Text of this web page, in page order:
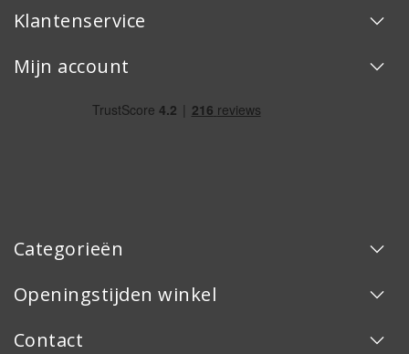
Klantenservice
Mijn account
Categorieën
Openingstijden winkel
Contact